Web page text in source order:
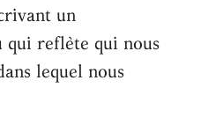
un
qui reflète qui nous
lequel nous